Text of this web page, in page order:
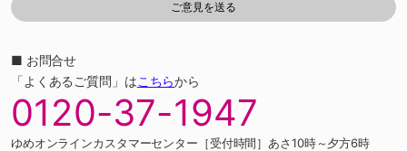
■ お問合せ
「よくあるご質問」はこちらから
0120-37-1947
ゆめオンラインカスタマーセンター［受付時間］あさ10時～夕方6時